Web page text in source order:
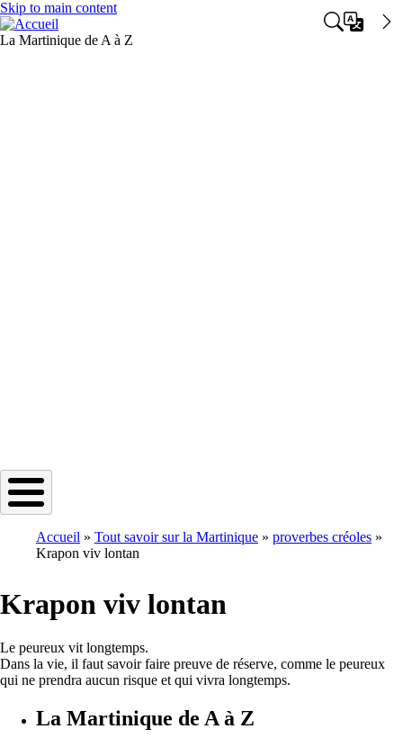
Skip to main content
La Martinique de A à Z
Breadcrumb
Accueil Tout savoir sur la Martinique
proverbes créoles
Krapon viv lontan
Krapon viv lontan
Le peureux vit longtemps.
Dans la vie, il faut savoir faire preuve de réserve, comme le peureux
qui ne prendra aucun risque et qui vivra longtemps.
La Martinique de A à Z